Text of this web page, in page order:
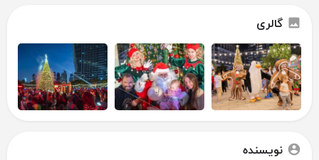
گالری
نویسنده